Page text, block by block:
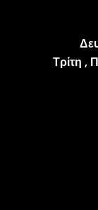
Τρίτη ,